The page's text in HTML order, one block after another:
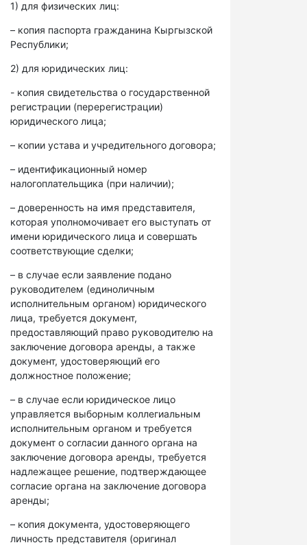
1) для физических лиц:
– копия паспорта гражданина Кыргызской
Республики;
2) для юридических лиц:
- копия свидетельства о государственной
регистрации (перерегистрации)
юридического лица;
– копии устава и учредительного договора;
– идентификационный номер
налогоплательщика (при наличии);
– доверенность на имя представителя,
которая уполномочивает его выступать от
имени юридического лица и совершать
соответствующие сделки;
– в случае если заявление подано
руководителем (единоличным
исполнительным органом) юридического
лица, требуется документ,
предоставляющий право руководителю на
заключение договора аренды, а также
документ, удостоверяющий его
должностное положение;
– в случае если юридическое лицо
управляется выборным коллегиальным
исполнительным органом и требуется
документ о согласии данного органа на
заключение договора аренды, требуется
надлежащее решение, подтверждающее
согласие органа на заключение договора
аренды;
– копия документа, удостоверяющего
личность представителя (оригинал